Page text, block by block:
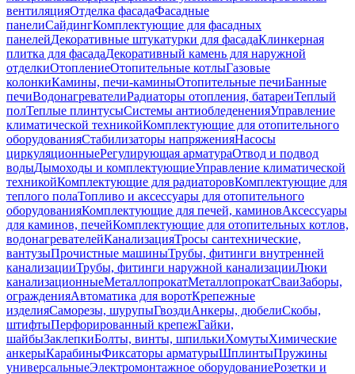
вентиляцияОтделка фасадаФасадные
панелиСайдингКомплектующие для фасадных
панелейДекоративные штукатурки для фасадаКлинкерная
плитка для фасадаДекоративный камень для наружной
отделкиОтоплениеОтопительные котлыГазовые
колонкиКамины, печи-каминыОтопительные печиБанные
печиВодонагревателиРадиаторы отопления, батареиТеплый
полТеплые плинтусыСистемы антиобледененияУправление
климатической техникойКомплектующие для отопительного
оборудованияСтабилизаторы напряженияНасосы
циркуляционныеРегулирующая арматураОтвод и подвод
водыДымоходы и комплектующиеУправление климатической
техникойКомплектующие для радиаторовКомплектующие для
теплого полаТопливо и аксессуары для отопительного
оборудованияКомплектующие для печей, каминовАксессуары
для каминов, печейКомплектующие для отопительных котлов,
водонагревателейКанализацияТросы сантехнические,
вантузыПрочистные машиныТрубы, фитинги внутренней
канализацииТрубы, фитинги наружной канализацииЛюки
канализационныеМеталлопрокатМеталлопрокатСваиЗаборы,
огражденияАвтоматика для воротКрепежные
изделияСаморезы, шурупыГвоздиАнкеры, дюбелиСкобы,
штифтыПерфорированный крепежГайки,
шайбыЗаклепкиБолты, винты, шпилькиХомутыХимические
анкерыКарабиныФиксаторы арматурыШплинтыПружины
универсальныеЭлектромонтажное оборудованиеРозетки и